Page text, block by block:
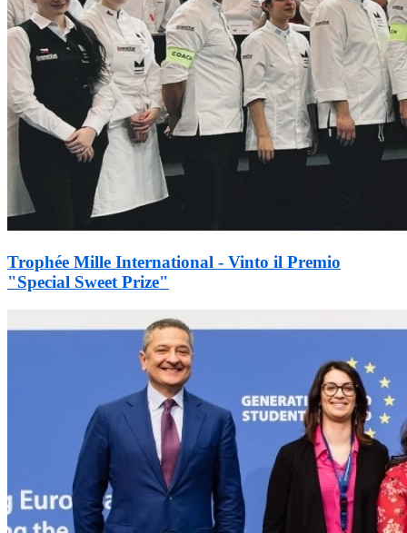
Trophée Mille International - Vinto il Premio
"Special Sweet Prize"